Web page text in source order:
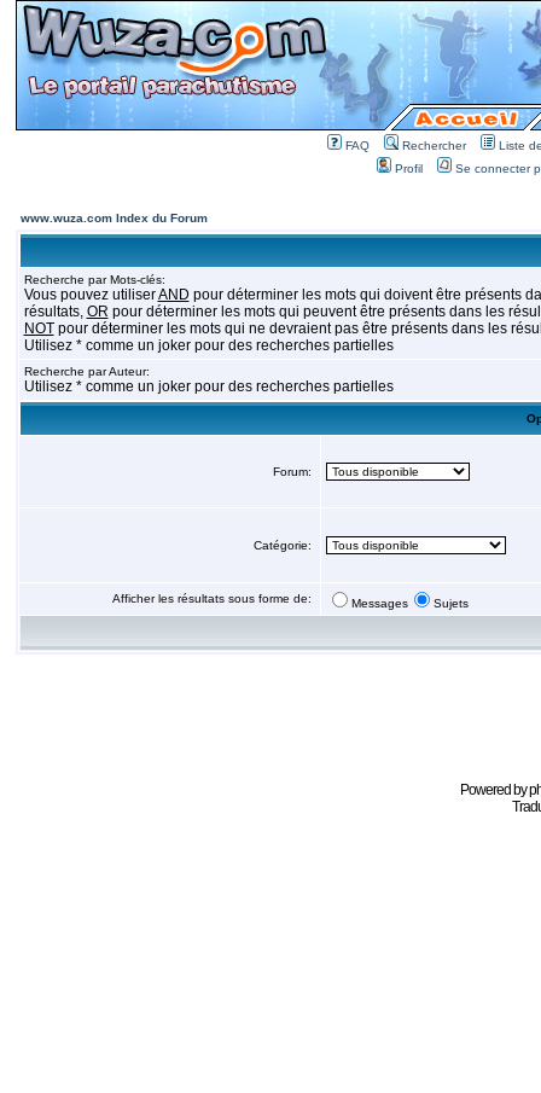
FAQ Rechercher
Liste
Profil
Se connecter
www.wuza.com Index du Forum
Recherche par Mots-clés:
Vous pouvez utiliserAND pour déterminer les mots qui doivent être présents
résultats, OR pour déterminer les mots qui peuvent être présents dans les
NOTpour déterminer les mots qui ne devraient pas être présents dans les
Utilisez * comme un joker pour des recherches partielles
Recherche par Auteur:
Utilisez * comme un joker pour des recherches partielles
Forum:
Catégorie:
Afficher les résultats sous forme de: Messages Sujets
Powered by